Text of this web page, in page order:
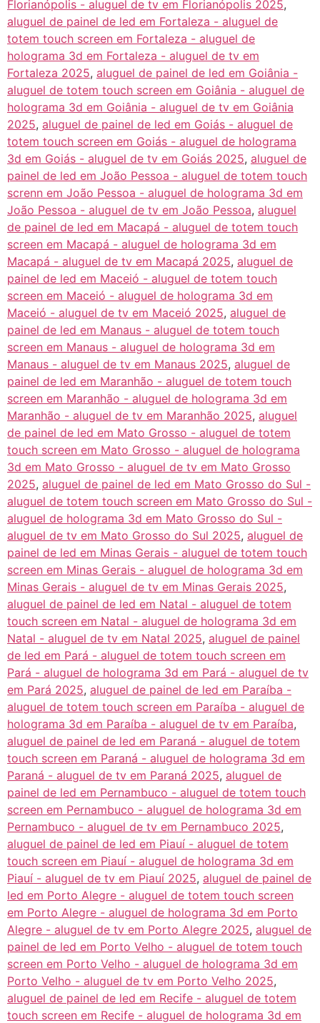
Florianópolis - aluguel de tv em Florianópolis 2025,
aluguel de painel de led em Fortaleza - aluguel de
totem touch screen em Fortaleza - aluguel de
holograma 3d em Fortaleza - aluguel de tv em
Fortaleza 2025, aluguel de painel de led em Goiânia -
aluguel de totem touch screen em Goiânia - aluguel de
holograma 3d em Goiânia - aluguel de tv em Goiânia
2025, aluguel de painel de led em Goiás - aluguel de
totem touch screen em Goiás - aluguel de holograma
3d em Goiás - aluguel de tv em Goiás 2025, aluguel de
painel de led em João Pessoa - aluguel de totem touch
screnn em João Pessoa - aluguel de holograma 3d em
João Pessoa - aluguel de tv em João Pessoa, aluguel
de painel de led em Macapá - aluguel de totem touch
screen em Macapá - aluguel de holograma 3d em
Macapá - aluguel de tv em Macapá 2025, aluguel de
painel de led em Maceió - aluguel de totem touch
screen em Maceió - aluguel de holograma 3d em
Maceió - aluguel de tv em Maceió 2025, aluguel de
painel de led em Manaus - aluguel de totem touch
screen em Manaus - aluguel de holograma 3d em
Manaus - aluguel de tv em Manaus 2025, aluguel de
painel de led em Maranhão - aluguel de totem touch
screen em Maranhão - aluguel de holograma 3d em
Maranhão - aluguel de tv em Maranhão 2025, aluguel
de painel de led em Mato Grosso - aluguel de totem
touch screen em Mato Grosso - aluguel de holograma
3d em Mato Grosso - aluguel de tv em Mato Grosso
2025, aluguel de painel de led em Mato Grosso do Sul -
aluguel de totem touch screen em Mato Grosso do Sul -
aluguel de holograma 3d em Mato Grosso do Sul -
aluguel de tv em Mato Grosso do Sul 2025, aluguel de
painel de led em Minas Gerais - aluguel de totem touch
screen em Minas Gerais - aluguel de holograma 3d em
Minas Gerais - aluguel de tv em Minas Gerais 2025,
aluguel de painel de led em Natal - aluguel de totem
touch screen em Natal - aluguel de holograma 3d em
Natal - aluguel de tv em Natal 2025, aluguel de painel
de led em Pará - aluguel de totem touch screen em
Pará - aluguel de holograma 3d em Pará - aluguel de tv
em Pará 2025, aluguel de painel de led em Paraíba -
aluguel de totem touch screen em Paraíba - aluguel de
holograma 3d em Paraíba - aluguel de tv em Paraíba,
aluguel de painel de led em Paraná - aluguel de totem
touch screen em Paraná - aluguel de holograma 3d em
Paraná - aluguel de tv em Paraná 2025, aluguel de
painel de led em Pernambuco - aluguel de totem touch
screen em Pernambuco - aluguel de holograma 3d em
Pernambuco - aluguel de tv em Pernambuco 2025,
aluguel de painel de led em Piauí - aluguel de totem
touch screen em Piauí - aluguel de holograma 3d em
Piauí - aluguel de tv em Piauí 2025, aluguel de painel de
led em Porto Alegre - aluguel de totem touch screen
em Porto Alegre - aluguel de holograma 3d em Porto
Alegre - aluguel de tv em Porto Alegre 2025, aluguel de
painel de led em Porto Velho - aluguel de totem touch
screen em Porto Velho - aluguel de holograma 3d em
Porto Velho - aluguel de tv em Porto Velho 2025,
aluguel de painel de led em Recife - aluguel de totem
touch screen em Recife - aluguel de holograma 3d em